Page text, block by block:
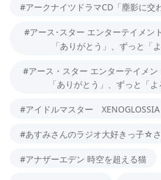
#アークナイツドラマCD「塵影に交
#アース･スター エンターテイメン
「ありがとう」、ずっと「
#アース・スター エンターテイメン
「ありがとう」、ずっと「
#アイドルマスター XENOGLOSSIA
#あすみさんのラジオ大好きっ子☆
#アナザーエデン 時空を超える猫